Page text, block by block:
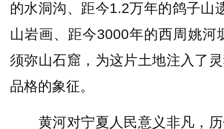
的水洞沟、距今1.2万年的鸽子山
山岩画、距今3000年的西周姚河
须弥山石窟，为这片土地注入了
品格的象征。
黄河对宁夏人民意义非凡，历